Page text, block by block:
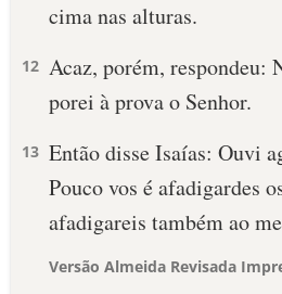
cima nas alturas.
12 Acaz, porém, respondeu:
porei à prova o Senhor.
13 Então disse Isaías: Ouvi
Pouco vos é afadigardes
afadigareis também ao
Versão Almeida Revisada